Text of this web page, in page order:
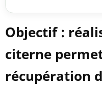
Objectif :
citerne
récupération